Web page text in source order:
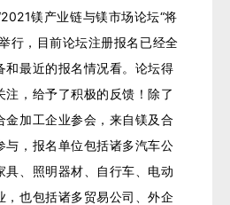
镁产业链与镁市场论坛“将
行，目前论坛注册报名已经全
和最近的报名情况看。论坛得
注，给予了积极的反馈！除了
金加工企业参会，来自镁及合
与，报名单位包括诸多汽车公
具、照明器材、自行车、电动
，也包括诸多贸易公司、外企